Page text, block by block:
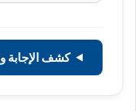
كشف الإجابة